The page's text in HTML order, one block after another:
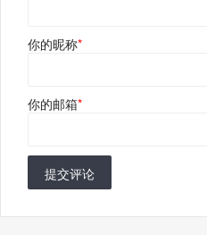
你的昵称*
你的邮箱*
提交评论